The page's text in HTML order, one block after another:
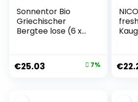
Sonnentor Bio
Griechischer
Bergtee lose (6 x
€25.03 7% €